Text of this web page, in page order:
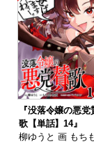
『没落令嬢の悪党
歌【単話】14』
柳ゆうと 画 もち